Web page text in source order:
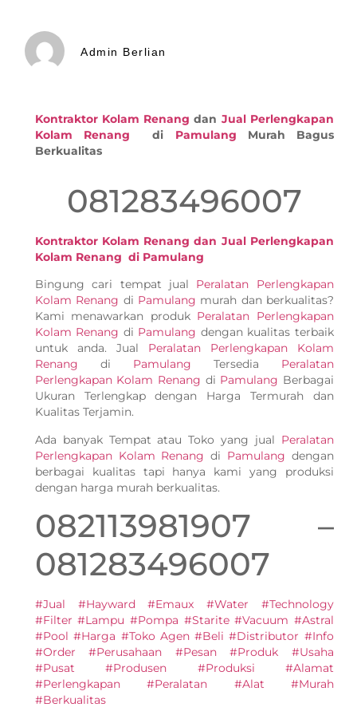
Admin Berlian
Kontraktor Kolam Renang dan Jual Perlengkapan
Kolam Renang
di Pamulang Murah Bagus
Berkualitas
081283496007
Kontraktor Kolam Renang dan Jual Perlengkapan
Kolam Renang di Pamulang
Bingung cari tempat jual Peralatan Perlengkapan
Kolam Renang di Pamulang murah dan berkualitas?
Kami menawarkan produk Peralatan Perlengkapan
Kolam Renang di Pamulang dengan kualitas terbaik
untuk anda. Jual Peralatan Perlengkapan Kolam
Renang di Pamulang Tersedia Peralatan
Perlengkapan Kolam Renang di Pamulang Berbagai
Ukuran Terlengkap dengan Harga Termurah dan
Kualitas Terjamin.
Ada banyak Tempat atau Toko yang jual Peralatan
Perlengkapan Kolam Renang di Pamulang dengan
berbagai kualitas tapi hanya kami yang produksi
dengan harga murah berkualitas.
082113981907 –
081283496007
#Jual #Hayward #Emaux #Water #Technology
#Filter #Lampu #Pompa #Starite #Vacuum #Astral
#Pool #Harga #Toko Agen #Beli #Distributor #Info
#Order #Perusahaan #Pesan #Produk #Usaha
#Pusat #Produsen #Produksi #Alamat
#Perlengkapan #Peralatan #Alat #Murah
#Berkualitas